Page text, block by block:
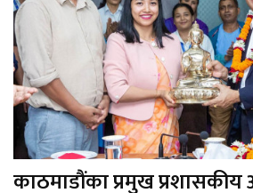
काठमाडौंका प्रमुख